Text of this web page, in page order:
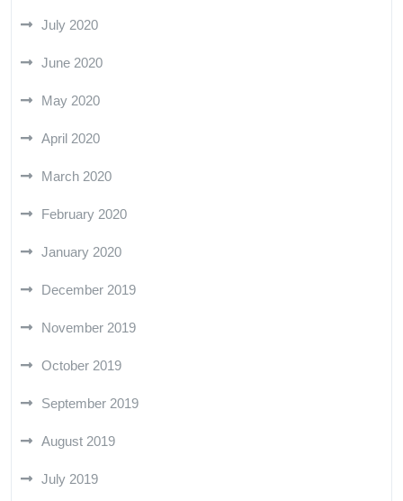
July 2020
June 2020
May 2020
April 2020
March 2020
February 2020
January 2020
December 2019
November 2019
October 2019
September 2019
August 2019
July 2019